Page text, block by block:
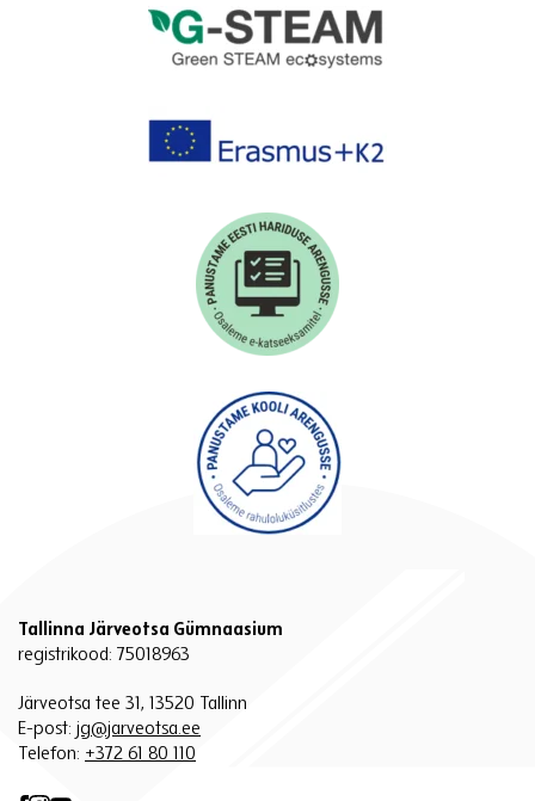
Tallinna Järveotsa Gümnaasium
registrikood: 75018963
Järveotsa tee 31, 13520 Tallinn
E-post: jg@jarveotsa.ee
Telefon: +372 61 80 110